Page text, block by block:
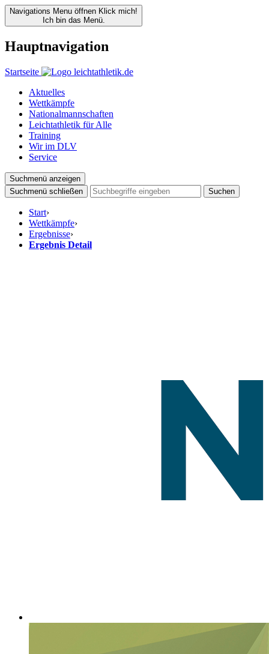
Navigations Menu öffnen Klick mich!
Ich bin das Menü.
Hauptnavigation
Startseite
Aktuelles
Wettkämpfe
Nationalmannschaften
Leichtathletik für Alle
Training
Wir im DLV
Service
Suchmenü anzeigen
Suchmenü schließen
Suchen
Start›
Wettkämpfe›
Ergebnisse›
Ergebnis Detail